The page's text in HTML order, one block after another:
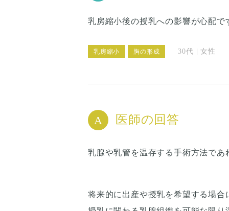
乳房縮小後の授乳への影響が心配で
乳房縮小 胸の形成 30代 | 女性
医師の回答
乳腺や乳管を温存する手術方法であ
将来的に出産や授乳を希望する場合